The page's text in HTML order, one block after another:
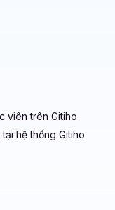
viên trên Gitiho
hệ thống Gitiho